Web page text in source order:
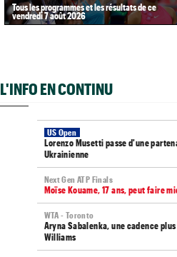
Tous les programmes et les résultats de ce
vendredi 7 août 2026
L'INFO EN CONTINU
US Open
Lorenzo Musetti passe d'une
Ukrainienne
Next Gen ATP Finals
Moïse Kouame, 17 ans, peut faire
WTA - Toronto
Aryna Sabalenka, une cadence
Williams